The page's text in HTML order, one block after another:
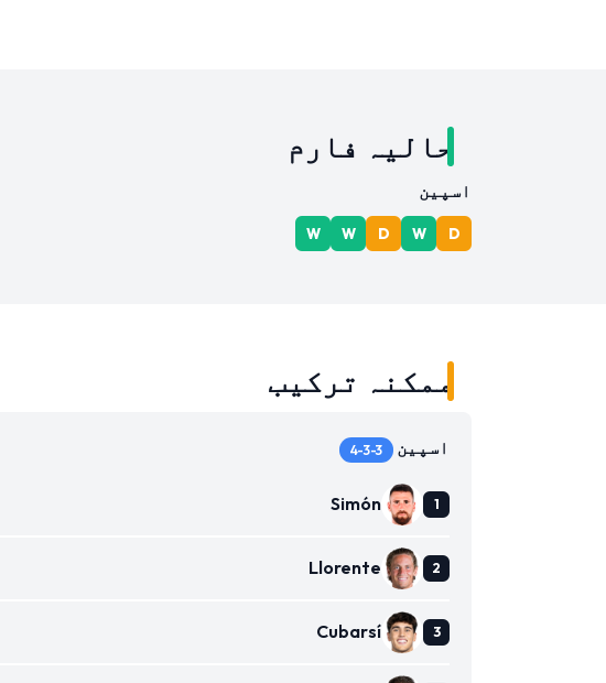
حالیہ فارم
اسپین
D
W
D
W
W
ممکنہ ترکیب
اسپین 4-3-3
Simón
Llorente
Cubarsí